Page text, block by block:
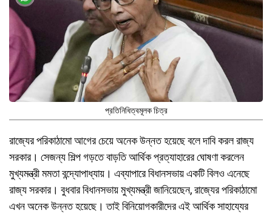
প্রতিনিধিত্বমূলক চিত্র
রাজ্যের পরিকাঠামো আগের চেয়ে অনেক উন্নত হয়েছে বলে দাবি করল রাজ্য
সরকার। সেজন্য শিল্প গড়তে বাড়তি আর্থিক প্রত্যাহারের ঘোষণা করলেন
মুখ্যমন্ত্রী মমতা বন্দ্যোপাধ্যায়। এব্যাপারে বিধানসভায় একটি বিলও এনেছে
রাজ্য সরকার। বুধবার বিধানসভায় মুখ্যমন্ত্রী জানিয়েছেন, রাজ্যের পরিকাঠামো
এখন অনেক উন্নত হয়েছে। তাই বিনিয়োগকারীদের এই আর্থিক সাহায্যের